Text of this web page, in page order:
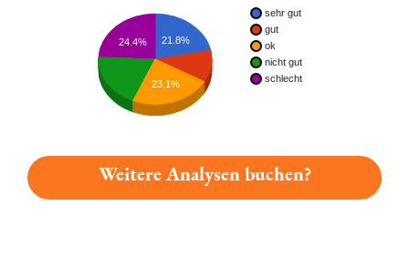
sehr gut
gut
ok
nicht gut
schlecht
21.8%
24.4%
23.1%
Weitere Analysen buchen?